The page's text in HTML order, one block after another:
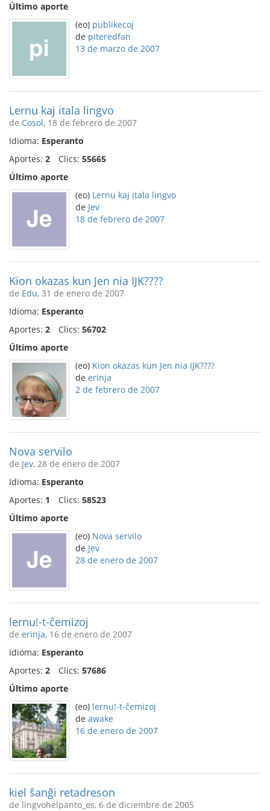
Último aporte
(eo) publikecoj
de piteredfan
13 de marzo de 2007
Lernu kaj itala lingvo
de Cosol, 18 de febrero de 2007
Idioma: Esperanto
Aportes: 2 Clics: 55665
Último aporte
(eo) Lernu kaj itala lingvo
de Jev
18 de febrero de 2007
Kion okazas kun Jen nia IJK????
de Edu, 31 de enero de 2007
Idioma: Esperanto
Aportes: 2 Clics: 56702
Último aporte
(eo) Kion okazas kun Jen nia IJK????
de erinja
2 de febrero de 2007
Nova servilo
de Jev, 28 de enero de 2007
Idioma: Esperanto
Aportes: 1 Clics: 58523
Último aporte
(eo) Nova servilo
de Jev
28 de enero de 2007
lernu!-t-ĉemizoj
de erinja, 16 de enero de 2007
Idioma: Esperanto
Aportes: 2 Clics: 57686
Último aporte
(eo) lernu!-t-ĉemizoj
de awake
16 de enero de 2007
kiel ŝanĝi retadreson
de lingvohelpanto_es, 6 de diciembre de 2005